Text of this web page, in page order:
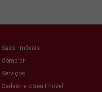
Sassi Imóveis
Comprar
Serviços
Cadastre o seu Imóvel